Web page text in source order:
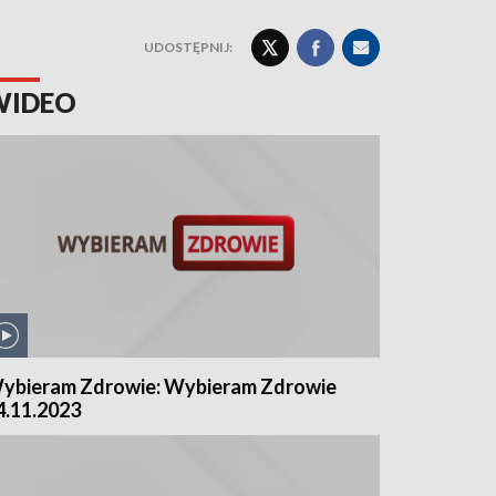
UDOSTĘPNIJ:
Zdrowie: Wybieram Zdrowie